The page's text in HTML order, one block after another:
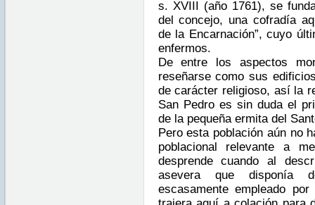
s. XVIII (año 1761), se
del concejo, una cofradía
de la Encarnación”, cuyo
enfermos.
De entre los aspectos
reseñarse como sus
de carácter religioso, así la
San Pedro es sin duda el
de la pequeña ermita del
Pero esta población aún no
poblacional relevante a
desprende cuando al
asevera que disponía
escasamente empleado